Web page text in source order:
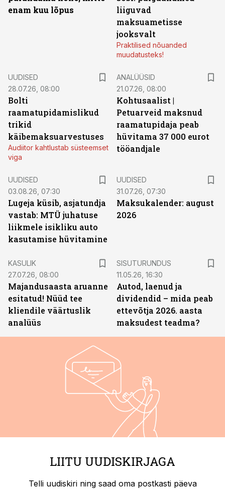
enam kuu lõpus
liiguvad
maksuametisse
jooksvalt
Praktilised nõuanded
muudatusteks!
UUDISED
28.07.26, 08:00
Bolti
raamatupidamislikud
trikid
käibemaksuarvestuses
Audiitor kahtlustab süsteemset
viga
ANALÜÜSID
21.07.26, 08:00
Kohtusaalist |
Petuarveid maksnud
raamatupidaja peab
hüvitama 37 000 eurot
tööandjale
UUDISED
03.08.26, 07:30
Lugeja küsib, asjatundja
vastab: MTÜ juhatuse
liikmele isikliku auto
kasutamise hüvitamine
UUDISED
31.07.26, 07:30
Maksukalender: august
2026
KASULIK
27.07.26, 08:00
Majandusaasta aruanne
esitatud! Nüüd tee
kliendile väärtuslik
analüüs
SISUTURUNDUS
11.05.26, 16:30
Autod, laenud ja
dividendid – mida peab
ettevõtja 2026. aasta
maksudest teadma?
LIITU UUDISKIRJAGA
Telli uudiskiri ning saad oma postkasti päeva